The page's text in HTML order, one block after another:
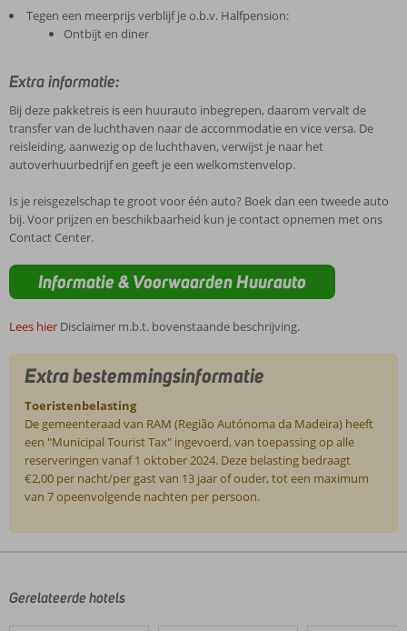
Tegen een meerprijs verblijf je o.b.v. Halfpension:
Ontbijt en diner
Extra informatie:
Bij deze pakketreis is een huurauto inbegrepen, daarom vervalt de
transfer van de luchthaven naar de accommodatie en vice versa. De
reisleiding, aanwezig op de luchthaven, verwijst je naar het
autoverhuurbedrijf en geeft je een welkomstenvelop.
Is je reisgezelschap te groot voor één auto? Boek dan een tweede auto
bij. Voor prijzen en beschikbaarheid kun je contact opnemen met ons
Contact Center.
Informatie & Voorwaarden Huurauto
Lees hier Disclaimer m.b.t. bovenstaande beschrijving.
Extra bestemmingsinformatie
Toeristenbelasting
De gemeenteraad van RAM (Região Autónoma da Madeira) heeft
een "Municipal Tourist Tax" ingevoerd, van toepassing op alle
reserveringen vanaf 1 oktober 2024. Deze belasting bedraagt
€2,00 per nacht/per gast van 13 jaar of ouder, tot een maximum
van 7 opeenvolgende nachten per persoon.
door
Gerelateerde hotels